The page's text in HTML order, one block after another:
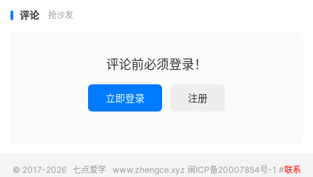
评论 抢沙发
评论前必须登录！
立即登录 注册
© 2017-2026 七点爱学www.zhengce.xyz 闽ICP备20007854号-1 #联系